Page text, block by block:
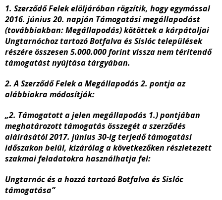
1. Szerződő Felek elöljáróban rögzítik, hogy egymással
2016. június 20. napján Támogatási megállapodást
(továbbiakban: Megállapodás) kötöttek a kárpátaljai
Ungtarnóchoz tartozó Botfalva és Sislóc települések
részére összesen 5.000.000 forint vissza nem térítendő
támogatást nyújtása tárgyában.
2. A Szerződő Felek a Megállapodás 2. pontja az
alábbiakra módosítják:
„2. Támogatott a jelen megállapodás 1.) pontjában
meghatározott támogatás összegét a szerződés
aláírásától 2017. június 30-ig terjedő támogatási
időszakon belül, kizárólag a következőken részletezett
szakmai feladatokra használhatja fel:
Ungtarnóc és a hozzá tartozó Botfalva és Sislóc
támogatása”